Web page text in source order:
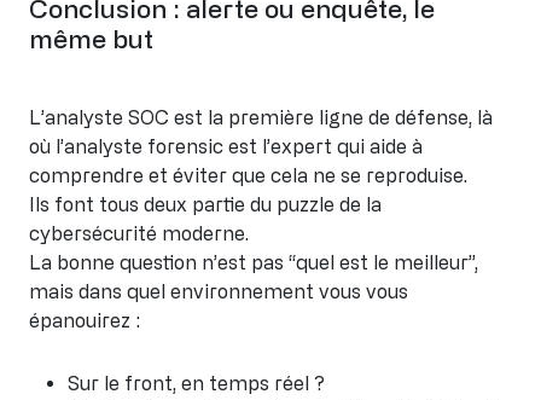
Conclusion : alerte ou enquête, le
même but
L’analyste SOC est la première ligne de défense, là
où l’analyste forensic est l’expert qui aide à
comprendre et éviter que cela ne se reproduise.
Ils font tous deux partie du puzzle de la
cybersécurité moderne.
La bonne question n’est pas “quel est le meilleur”,
mais dans quel environnement vous vous
épanouirez :
Sur le front, en temps réel ?